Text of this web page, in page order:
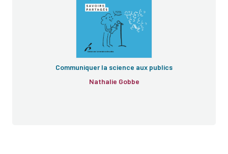
Communiquer la science aux publics
Nathalie Gobbe